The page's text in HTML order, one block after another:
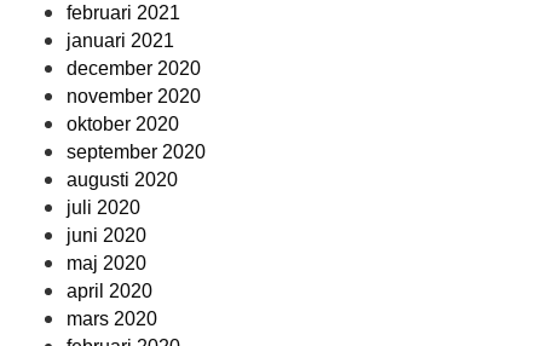
februari 2021
januari 2021
december 2020
november 2020
oktober 2020
september 2020
augusti 2020
juli 2020
juni 2020
maj 2020
april 2020
mars 2020